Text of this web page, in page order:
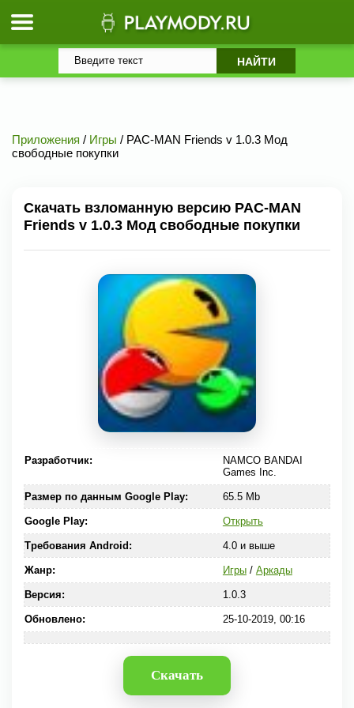
Приложения / Игры / PAC-MAN Friends v 1.0.3 Мод
свободные покупки
Скачать взломанную версию PAC-MAN
Friends v 1.0.3 Мод свободные покупки
Разработчик:
NAMCO BANDAI
Games Inc.
Размер по данным Google Play: 65.5 Mb
Google Play: Открыть
Требования Android: 4.0 и выше
Жанр: Игры/ Аркады
Версия: 1.0.3
Обновлено: 25-10-2019, 00:16
Скачать